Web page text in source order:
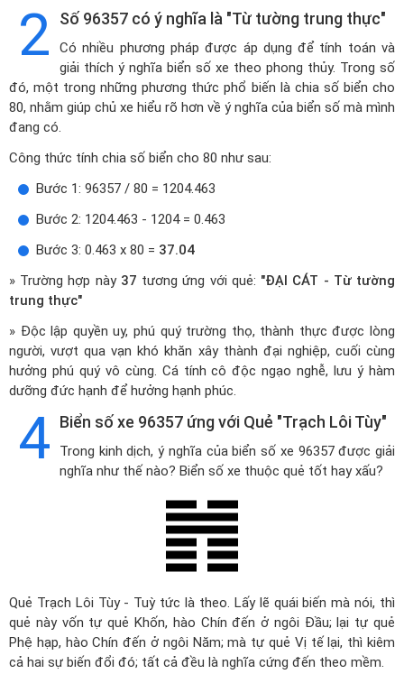
2 Số 96357 có ý nghĩa là "Từ tường trung thực"
Có nhiều phương pháp được áp dụng để tính toán và
giải thích ý nghĩa biển số xe theo phong thủy. Trong số
đó, một trong những phương thức phổ biến là chia số biển cho
80, nhằm giúp chủ xe hiểu rõ hơn về ý nghĩa của biển số mà mình
đang có.
Công thức tính chia số biển cho 80 như sau:
Bước 1: 96357 / 80 = 1204.463
Bước 2: 1204.463 - 1204 = 0.463
Bước 3: 0.463 x 80 = 37.04
» Trường hợp này 37 tương ứng với quẻ: "ĐẠI CÁT - Từ tường
trung thực"
» Độc lập quyền uy, phú quý trường thọ, thành thực được lòng
người, vượt qua vạn khó khăn xây thành đại nghiệp, cuối cùng
hưởng phú quý vô cùng. Cá tính cô độc ngạo nghễ, lưu ý hàm
dưỡng đức hạnh để hưởng hạnh phúc.
4 Biển số xe 96357 ứng với Quẻ "Trạch Lôi Tùy"
Trong kinh dịch, ý nghĩa của biển số xe 96357 được giải
nghĩa như thế nào? Biển số xe thuộc quẻ tốt hay xấu?
Quẻ Trạch Lôi Tùy - Tuỳ tức là theo. Lấy lẽ quái biến mà nói, thì
quẻ này vốn tự quẻ Khốn, hào Chín đến ở ngôi Đầu; lại tự quẻ
Phệ hạp, hào Chín đến ở ngôi Năm; mà tự quẻ Vị tế lại, thì kiêm
cả hai sự biến đổi đó; tất cả đều là nghĩa cứng đến theo mềm.